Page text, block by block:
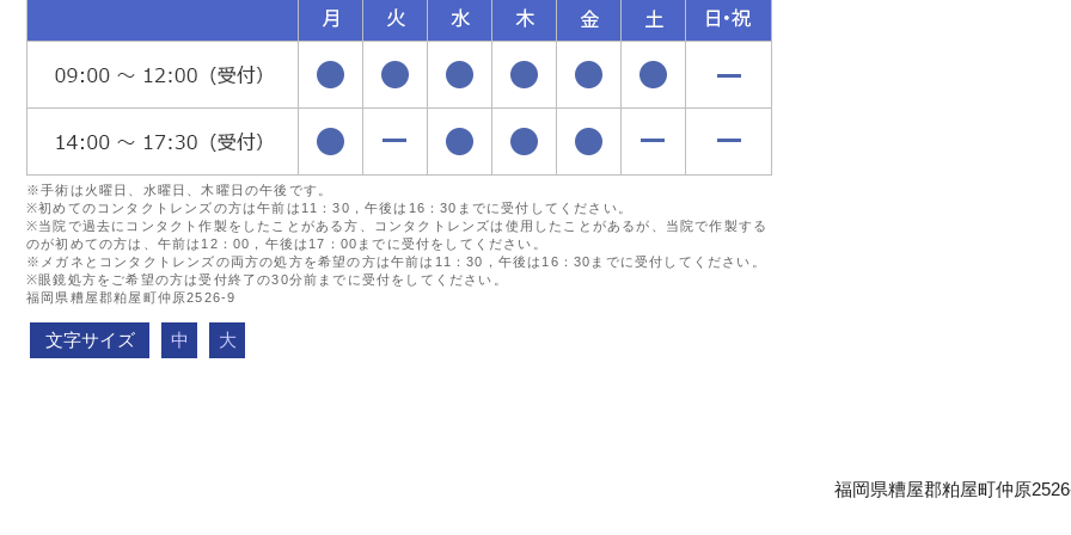
※手術は火曜日、水曜日、木曜日の午後です。
※初めてのコンタクトレンズの方は午前は11：30，午後は16：30までに受付してください。
※当院で過去にコンタクト作製をしたことがある方、コンタクトレンズは使用したことがあるが、当院で作製する
のが初めての方は、午前は12：00，午後は17：00までに受付をしてください。
※メガネとコンタクトレンズの両方の処方を希望の方は午前は11：30，午後は16：30までに受付してください。
※眼鏡処方をご希望の方は受付終了の30分前までに受付をしてください。
福岡県糟屋郡粕屋町仲原2526-9
文字サイズ 中 大
福岡県糟屋郡粕屋町仲原